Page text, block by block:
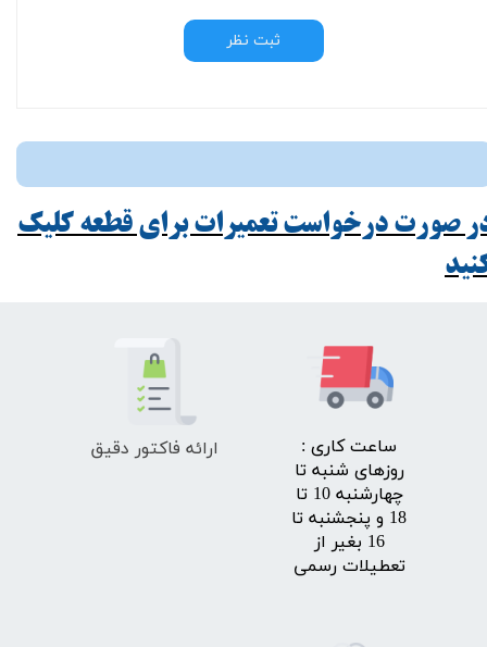
ثبت نظر
صورت درخواست تعمیرات برای قطعه کلیک
​ساعت کاری :
روزهای شنبه تا
چهارشنبه 10 تا
18 و پنجشنبه تا
16 بغیر از
تعطیلات رسمی
ارائه فاکتور دقیق